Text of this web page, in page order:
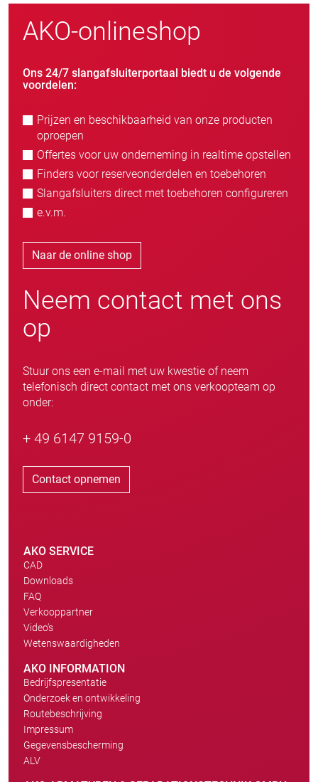
AKO-onlineshop
Ons 24/7 slangafsluiterportaal biedt u de volgende
voordelen:
Prijzen en beschikbaarheid van onze producten
oproepen
Offertes voor uw onderneming in realtime opstellen
Finders voor reserveonderdelen en toebehoren
Slangafsluiters direct met toebehoren configureren
e.v.m.
Naar de online shop
Neem contact met ons
op
Stuur ons een e-mail met uw kwestie of neem
telefonisch direct contact met ons verkoopteam op
onder:
+ 49 6147 9159-0
Contact opnemen
AKO SERVICE
CAD
Downloads
FAQ
Verkooppartner
Video's
Wetenswaardigheden
AKO INFORMATION
Bedrijfspresentatie
Onderzoek en ontwikkeling
Routebeschrijving
Impressum
Gegevensbescherming
ALV